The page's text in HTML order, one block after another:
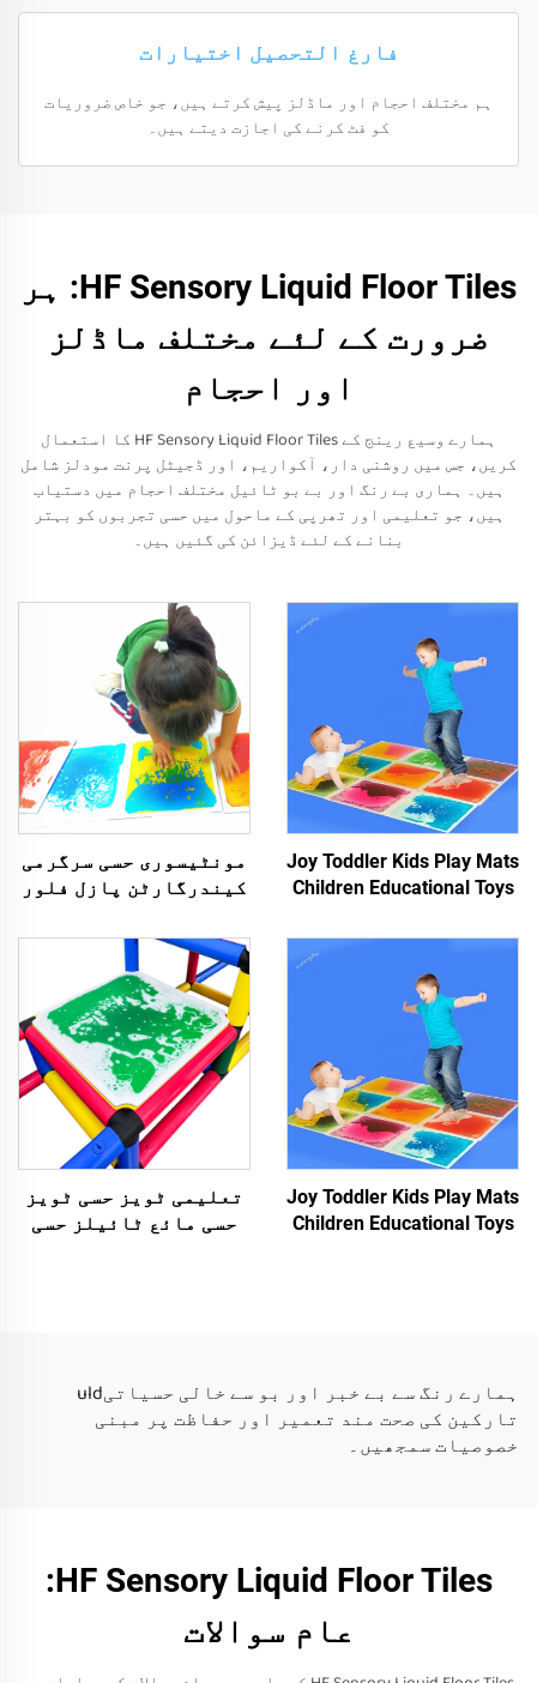
فارغ التحصیل اختیارات
ہم مختلف احجام اور ماڈلز پیش کرتے ہیں، جو خاص ضروریات
کو فٹ کرنے کی اجازت دیتے ہیں۔
HF Sensory Liquid Floor Tiles: ہر
ضرورت کے لئے مختلف ماڈلز
اور احجام
ہمارے وسیع رینج کے HF Sensory Liquid Floor Tiles کا استعمال
کریں، جس میں روشنی دار، آکواریم، اور ڈجیٹل پرنت مودلز شامل
ہیں۔ ہماری بے رنگ اور بے بو ٹائیل مختلف احجام میں دستیاب
ہیں، جو تعلیمی اور تھرپی کے ماحول میں حسی تجربوں کو بہتر
بنانے کے لئے ڈیزائن کی گئیں ہیں۔
Joy Toddler Kids Play Mats
Children Educational Toys
Sensory Liquid Tiles
مونٹیسوری حسی سرگرمی
کیندرگارٹن پازل فلور
زہریلے کھیل کے میٹس
حسی رقابہ جوہریں
Joy Toddler Kids Play Mats
Children Educational Toys
تعلیمی ٹویز حسی ٹویز
حسی مائع ٹائیلز حسی
ہمارے رنگ سے بے خبر اور بو سے خالی حسیاتیuld
تارکین کی صحت مند تعمیر اور حفاظت پر مبنی
خصوصیات سمجھیں۔
HF Sensory Liquid Floor Tiles:
عام سوالات